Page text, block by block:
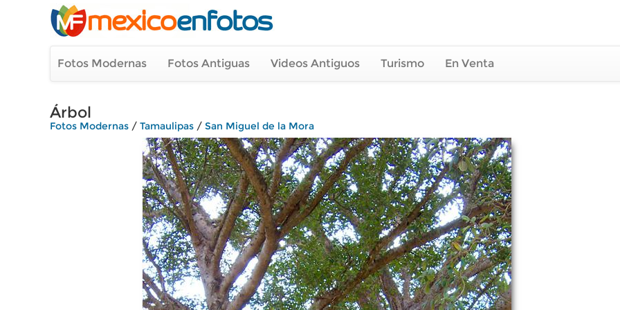
Fotos Modernas Fotos Antiguas Videos Antiguos Turismo En Venta
Árbol
Fotos Modernas / Tamaulipas / San Miguel de la Mora